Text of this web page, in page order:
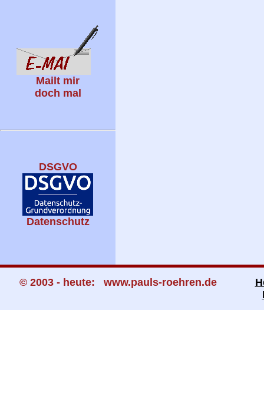
Mailt mir
doch mal
DSGVO
Datenschutz
© 2003 - heute: www.pauls-roehren.de